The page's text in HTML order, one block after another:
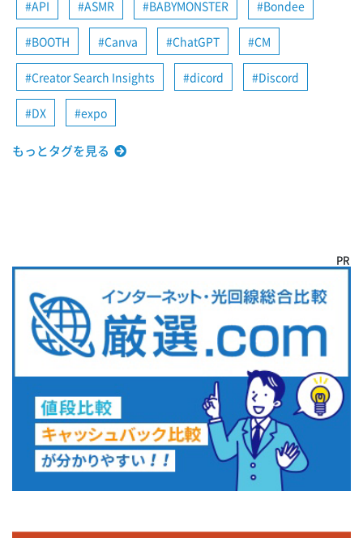
API ASMR BABYMONSTER Bondee
BOOTH Canva ChatGPT CM
Creator Search Insights dicord Discord
DX expo
もっとタグを見る
PR